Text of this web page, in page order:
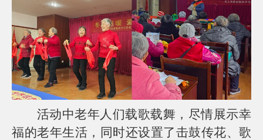
活动中老年人们载歌载舞，尽情展示幸
福的老年生活，同时还设置了击鼓传花、歌